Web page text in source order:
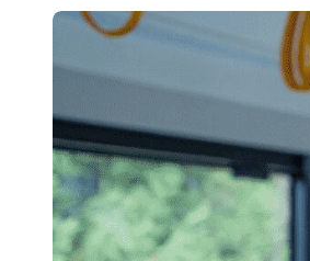
Розвиток
Смертельний
Жахливі умови
СБУ
У Києві
Почему